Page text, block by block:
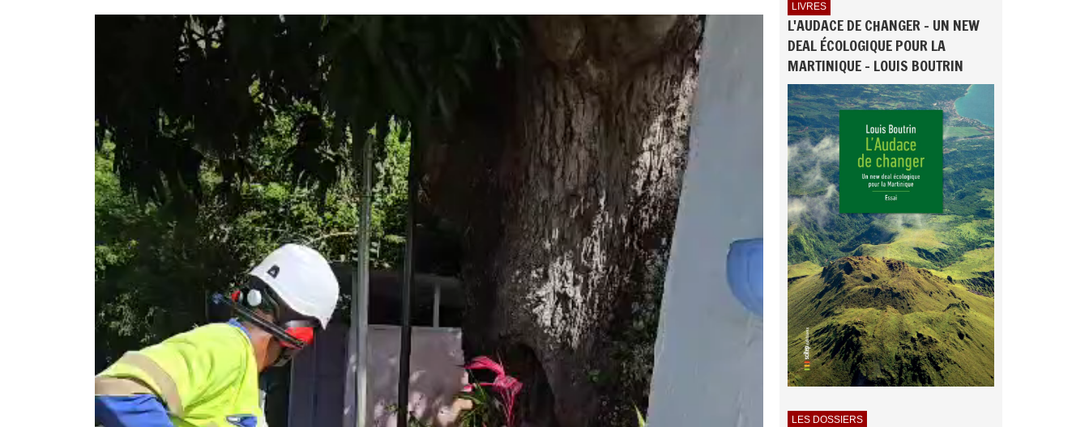
WHATSAPP_VIDEO_2025-04-
12_A_16.40.52_F7763366.MP4
LIVRES
L'AUDACE DE CHANGER - UN NEW
DEAL ÉCOLOGIQUE POUR LA
MARTINIQUE - LOUIS BOUTRIN
LES DOSSIERS